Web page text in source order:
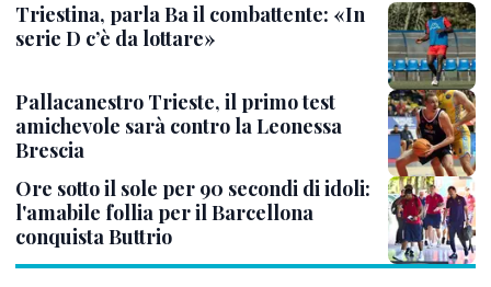
Triestina, parla Ba il combattente: «In
serie D c’è da lottare»
Pallacanestro Trieste, il primo test
amichevole sarà contro la Leonessa
Brescia
Ore sotto il sole per 90 secondi di idoli:
l'amabile follia per il Barcellona
conquista Buttrio